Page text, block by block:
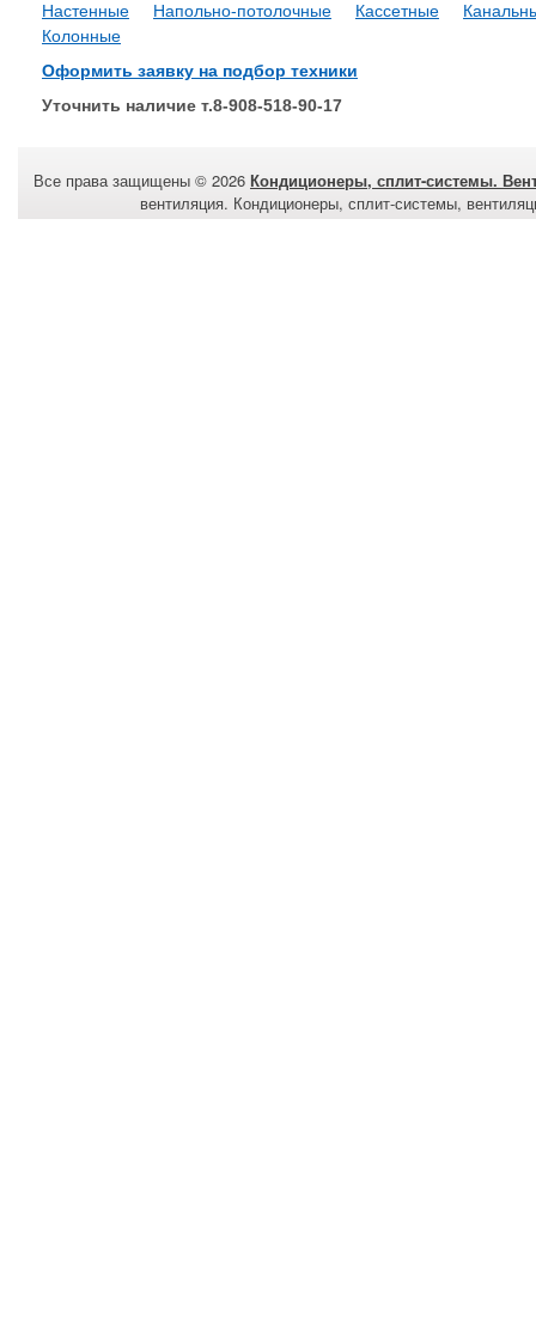
Настенные Напольно-потолочные Кассетные
Колонные
Оформить заявку на подбор техники
Уточнить наличие т.8-908-518-90-17
Все права защищены © 2026 Кондиционеры, сплит-системы.
вентиляция. Кондиционеры, сплит-системы,